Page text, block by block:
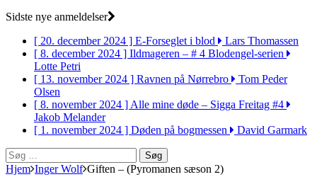
Sidste nye anmeldelser
[ 20. december 2024 ] E-Forseglet i blod
Lars Thomassen
[ 8. december 2024 ] Ildmageren – # 4 Blodengel-serien
Lotte Petri
[ 13. november 2024 ] Ravnen på Nørrebro
Tom Peder
Olsen
[ 8. november 2024 ]Alle mine døde – Sigga Freitag #4
Jakob Melander
[ 1. november 2024 ] Døden på bogmessen
David Garmark
Søg
efter:
Hjem Inger Wolf Giften – (Pyromanen sæson 2)